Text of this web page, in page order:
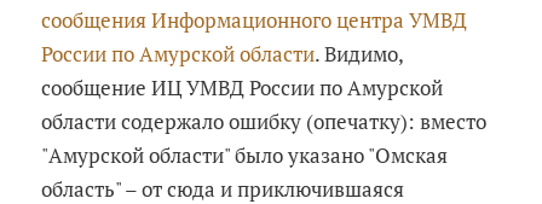
сообщения Информационного центра УМВД
России по Амурской области. Видимо,
сообщение ИЦ УМВД России по Амурской
области содержало ошибку (опечатку): вместо
"Амурской области" было указано "Омская
область" – от сюда и приключившаяся